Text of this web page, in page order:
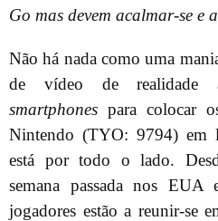
Go mas devem acalmar-se e
Não há nada como uma
de vídeo de realidade
smartphones para colocar
Nintendo (TYO: 9794) em
está por todo o lado.
semana passada nos
jogadores estão a reunir-se